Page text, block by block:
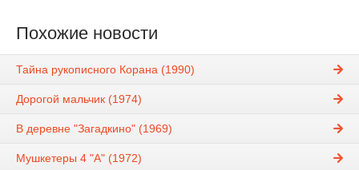
Похожие новости
Тайна рукописного Корана (1990)
Дорогой мальчик (1974)
В деревне "Загадкино" (1969)
Мушкетеры 4 "А" (1972)